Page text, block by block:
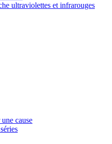
ultraviolettes et infrarouges
cause